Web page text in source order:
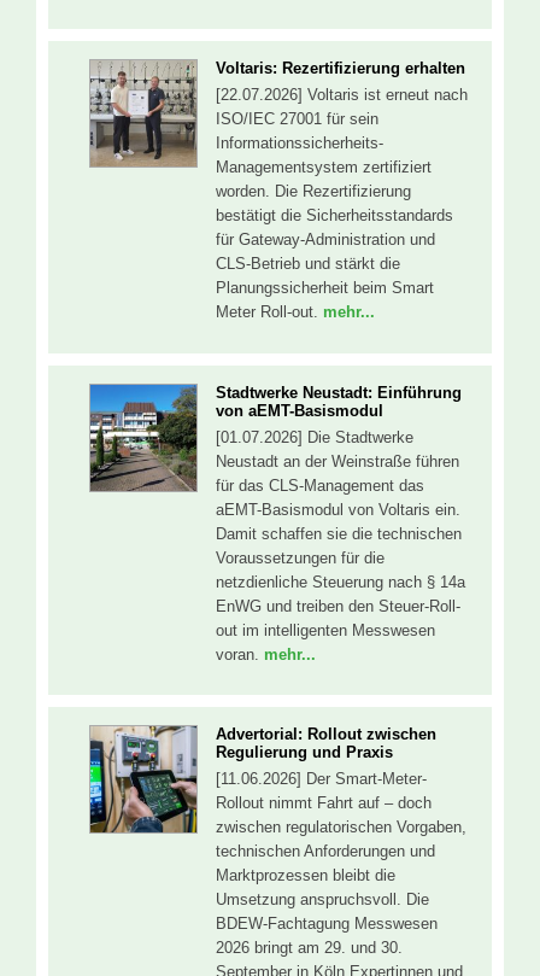
Voltaris: Rezertifizierung erhalten
[22.07.2026] Voltaris ist erneut nach
ISO/IEC 27001 für sein
Informationssicherheits-
Managementsystem zertifiziert
worden. Die Rezertifizierung
bestätigt die Sicherheitsstandards
für Gateway-Administration und
CLS-Betrieb und stärkt die
Planungssicherheit beim Smart
Meter Roll-out. mehr...
Stadtwerke Neustadt: Einführung
von aEMT-Basismodul
[01.07.2026] Die Stadtwerke
Neustadt an der Weinstraße führen
für das CLS-Management das
aEMT-Basismodul von Voltaris ein.
Damit schaffen sie die technischen
Voraussetzungen für die
netzdienliche Steuerung nach § 14a
EnWG und treiben den Steuer-Roll-
out im intelligenten Messwesen
voran. mehr...
Advertorial: Rollout zwischen
Regulierung und Praxis
[11.06.2026] Der Smart-Meter-
Rollout nimmt Fahrt auf – doch
zwischen regulatorischen Vorgaben,
technischen Anforderungen und
Marktprozessen bleibt die
Umsetzung anspruchsvoll. Die
BDEW-Fachtagung Messwesen
2026 bringt am 29. und 30.
September in Köln Expertinnen und